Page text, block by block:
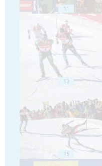
11
13
15